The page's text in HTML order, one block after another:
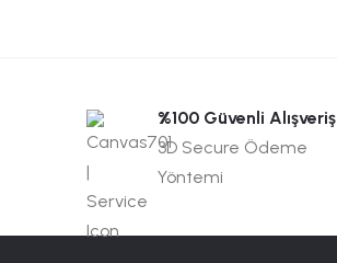
%100 Güvenli Alışveriş
3D Secure Ödeme
Yöntemi